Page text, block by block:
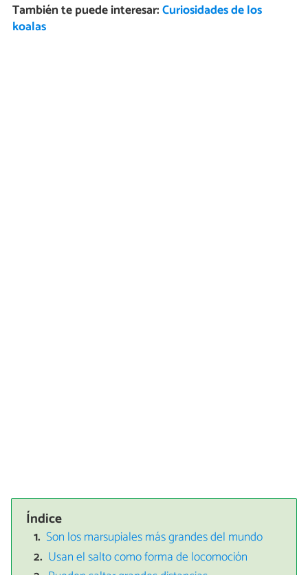
También te puede interesar:Curiosidades de los
koalas
Índice
Son los marsupiales más grandes del mundo
Usan el salto como forma de locomoción